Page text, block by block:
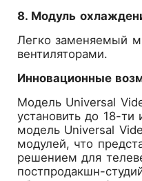
8. Модуль
Легко заменяемый
вентиляторами.
Инновационные
Модель Universal
установить до 18-
модель Universal
модулей, что
решением для
постпродакшн-